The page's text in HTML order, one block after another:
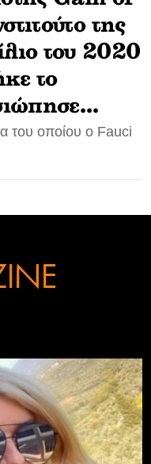
της
του 2020
το
του οποίου ο Fauci